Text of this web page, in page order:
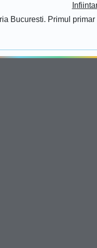
Bucuresti. Primul